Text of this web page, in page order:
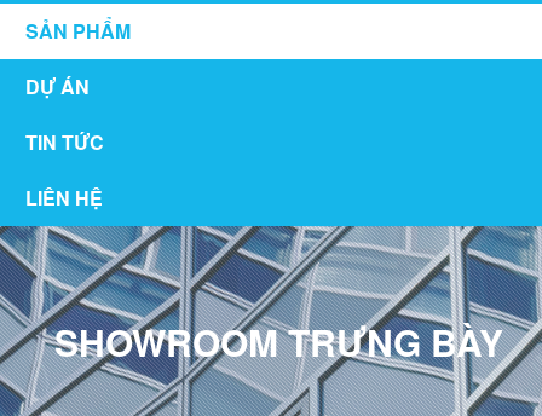
SẢN PHẨM
DỰ ÁN
TIN TỨC
LIÊN HỆ
SHOWROOM TRƯNG BÀY